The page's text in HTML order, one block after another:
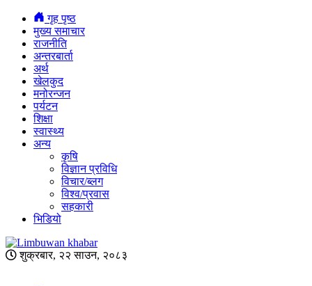
गृह पृष्ठ
मुख्य समाचार
राजनीति
अन्तरबार्ता
अर्थ
खेलकुद
मनोरन्जन
पर्यटन
शिक्षा
स्वास्थ्य
अन्य
कृषि
विज्ञान प्रविधि
विचार/ब्लग
विश्व/प्रवास
सहकारी
भिडियो
शुक्रबार, २२ साउन, २०८३